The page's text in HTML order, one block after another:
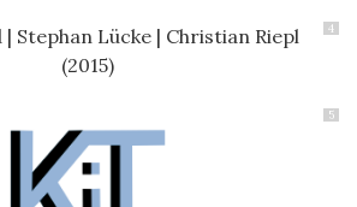
4
Stephan Lücke | Christian Riepl
(2015)
5